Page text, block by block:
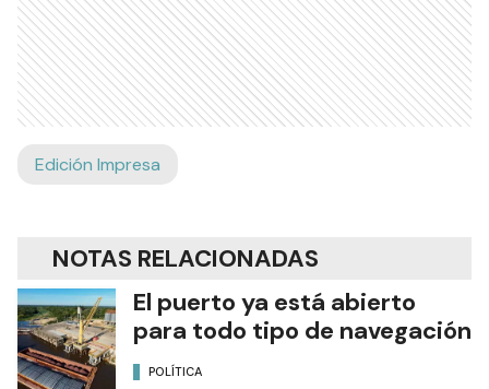
Edición Impresa
NOTAS RELACIONADAS
El puerto ya está abierto
para todo tipo de navegación
POLÍTICA